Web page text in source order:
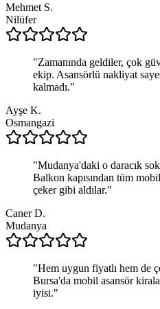
Mehmet S.
Nilüfer
"Zamanında geldiler, çok
ekip. Asansörlü nakliyat
kalmadı."
Ayşe K.
Osmangazi
"Mudanya'daki o daracık
Balkon kapısından tüm
çeker gibi aldılar."
Caner D.
Mudanya
"Hem uygun fiyatlı hem de
Bursa'da mobil asansör
iyisi."